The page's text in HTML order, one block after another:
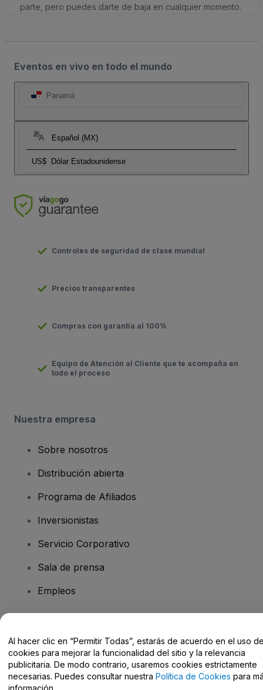
parte, pero puedes darte de baja en cualquier momento.
Eventos en vivo en todo el mundo
Panamá
Español (MX)
US$ Dólar Estadounidense
Controles de seguridad de clase mundial
Precios transparentes
Compras con garantía al 100%
Equipo de Atención al Cliente que te acompaña en
todo el proceso
Nuestra empresa
Sobre nosotros
Distribución abierta
Programa de Afiliados
Inversionistas
Servicio Corporativo
Sala de prensa
Empleos
Centro de Ayuda / Contacto
Al hacer clic en “Permitir Todas”, estarás de acuerdo en el uso
cookies para mejorar la funcionalidad del sitio y la relevancia
publicitaria. De modo contrario, usaremos cookies estrictamente
necesarias. Puedes consultar nuestra Política de Cookies para
información.